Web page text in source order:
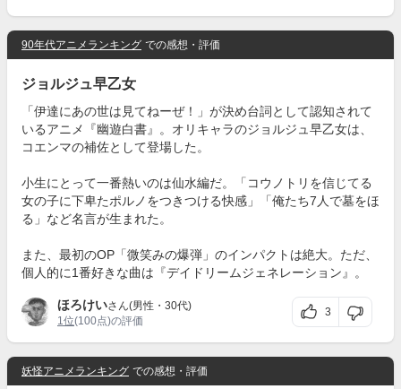
90年代アニメランキング での感想・評価
ジョルジュ早乙女
「伊達にあの世は見てねーぜ！」が決め台詞として認知されて
いるアニメ『幽遊白書』。オリキャラのジョルジュ早乙女は、
コエンマの補佐として登場した。
小生にとって一番熱いのは仙水編だ。「コウノトリを信じてる
女の子に下卑たポルノをつきつける快感」「俺たち7人で墓をほ
る」など名言が生まれた。
また、最初のOP「微笑みの爆弾」のインパクトは絶大。ただ、
個人的に1番好きな曲は『デイドリームジェネレーション』。
ほろけいさん(男性・30代)
1位(100点)の評価
3
妖怪アニメランキング での感想・評価